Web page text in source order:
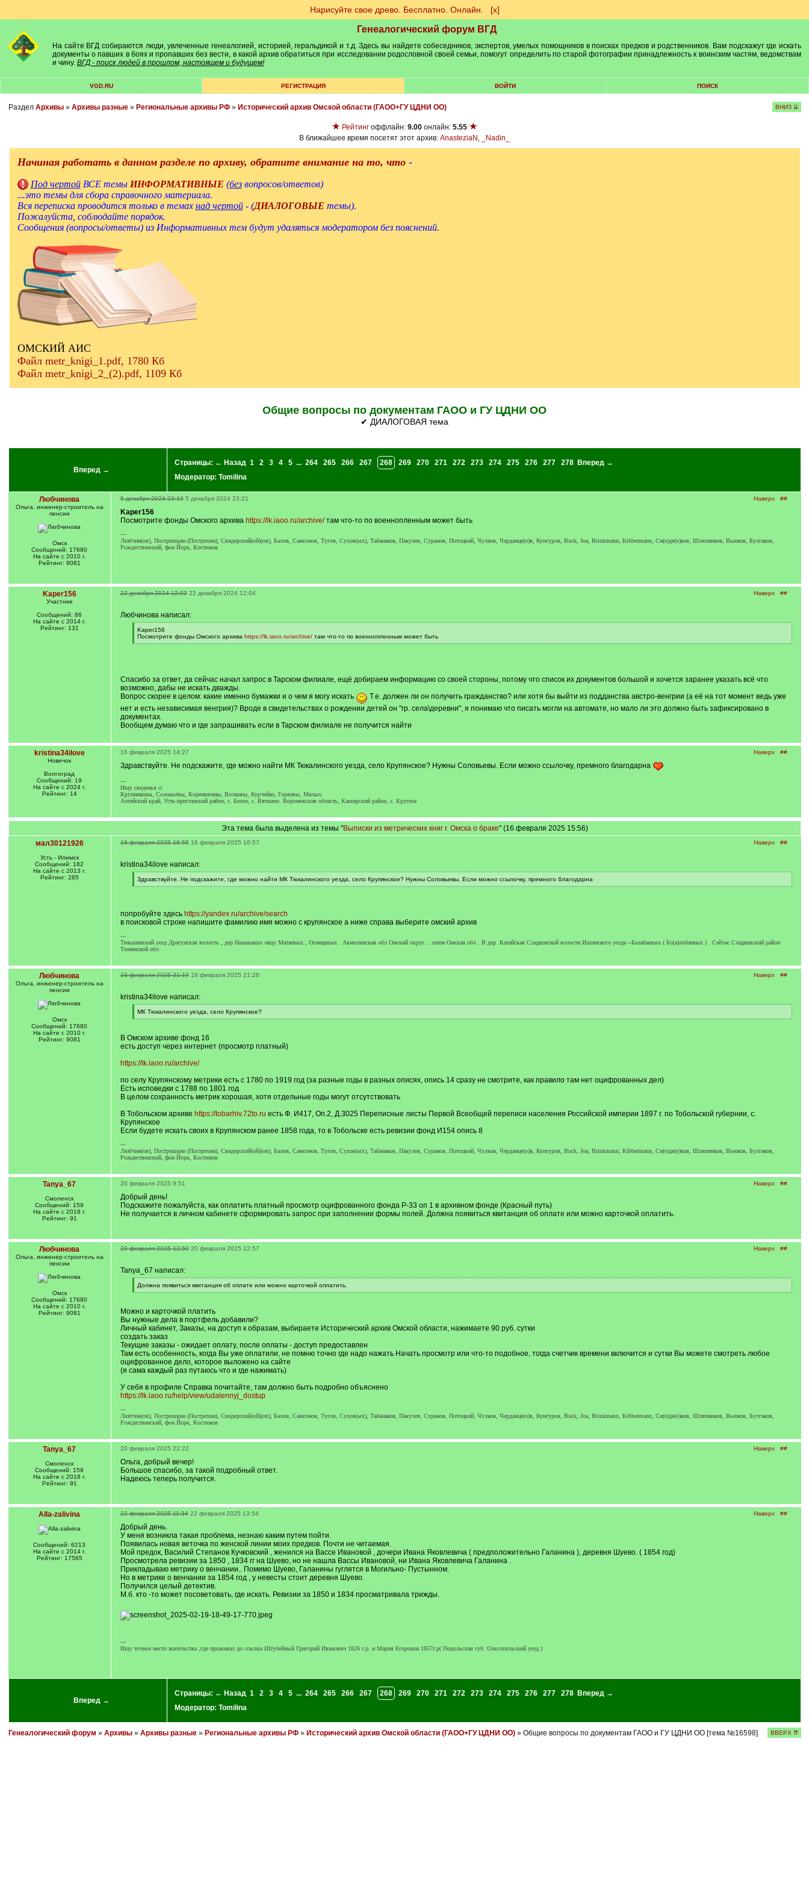
Нарисуйте свое древо. Бесплатно. Онлайн. [х]
Генеалогический форум ВГД
На сайте ВГД собираются люди, увлеченные генеалогией, историей, геральдикой и т.д. Здесь вы найдете собеседников, экспертов, умелых помощников в поисках предков и родственников. Вам подскажут где искать
документы о павших в боях и пропавших без вести, в какой архив обратиться при исследовании родословной своей семьи, помогут определить по старой фотографии принадлежность к воинским частям, ведомствам
и чину. ВГД - поиск людей в прошлом, настоящем и будущем!
VGD.RU РЕГИСТРАЦИЯ ВОЙТИ ПОИСК
Раздел Архивы» Архивы разные» Региональные архивы РФ» Исторический архив Омской области (ГАОО+ГУ ЦДНИ ОО) ВНИЗ ⇊
★ Рейтинг оффлайн: 9.00 онлайн: 5.55 ★
В ближайшее время посетят этот архив: AnasteziaN , _Nadin_
Начиная работать в данном разделе по архиву, обратите внимание на то, что -
Под чертойВСЕ темы ИНФОРМАТИВНЫЕ (безвопросов/ответов)
...это темы для сбора справочного материала.
Вся переписка проводится только в темах над чертой- (ДИАЛОГОВЫЕ темы).
Пожалуйста, соблюдайте порядок.
Сообщения (вопросы/ответы) из Информативных тем будут удаляться модератором без пояснений.
ОМСКИЙ АИС
Файл metr_knigi_1.pdf, 1780 Кб
Файл metr_knigi_2_(2).pdf, 1109 Кб
Общие вопросы по документам ГАОО и ГУ ЦДНИ ОО
✔ ДИАЛОГОВАЯ тема
Вперед →
Страницы: ← Назад 1 2 3 4 5 ... 264 265 266 267 268 269 270 271 272 273 274 275 276 277 278
Вперед →
Модератор: Tomilina
Любчинова
Ольга, инженер-строитель на
пенсии
Омск
Сообщений: 17680
На сайте с 2010 г.
Рейтинг: 9081
Наверх ##
5 декабря 2024 23:19 5 декабря 2024 23:21
Kaper156
Посмотрите фонды Омского архива https://lk.iaoo.ru/archive/там что-то по военнопленным может быть
---
Любчин(ов), Пострешкин (Пострехин), Свидерский(ой)(ов), Балов, Самсонов, Тугов, Сухов(ых), Табанаков, Пакулев, Суранов, Потоцкий, Чулков, Черданце(о)в, Кунгуров, Buck, Joa, Brinkmann, Kibbermann, Си(е)дя(е)ков, Шляпников, Вьюков, Булгаков,
Рождественский, фон Йорк, Костюков
Kaper156
Участник
Сообщений: 86
На сайте с 2014 г.
Рейтинг: 131
Наверх ##
22 декабря 2024 12:03 22 декабря 2024 12:04
Любчинова написал:
[
q
]
Kaper156
Посмотрите фонды Омского архива https://lk.iaoo.ru/archive/там что-то по военнопленным может быть
[
Спасибо за ответ, да сейчас начал запрос в Тарском филиале, ещё добираем информацию со своей стороны, потому что список их документов большой и хочется заранее указать всё что
возможно, дабы не искать дважды.
Вопрос скорее в целом: какие именно бумажки и о чем я могу искать
Т.е. должен ли он получить гражданство? или хотя бы выйти из подданства австро-венгрии (а её на тот момент ведь уже
нет и есть независимая венгрия)? Вроде в свидетельствах о рождении детей он "гр. села\деревни", я понимаю что писать могли на автомате, но мало ли это должно быть зафиксировано в
документах.
Вообщем думаю что и где запрашивать если в Тарском филиале не получится найти
kristina34ilove
Новичок
Волгоград
Сообщений: 19
На сайте с 2024 г.
Рейтинг: 14
Наверх ##
16 февраля 2025 14:27
Здравствуйте. Не подскажите, где можно найти МК Тюкалинского уезда, село Крупянское? Нужны Соловьевы. Если можно ссылочку, премного благодарна
---
Ищу сведенья о:
Крупниковы, Соловьёвы, Коренюгины, Волковы, Курчейко, Горяевы, Малых.
Алтайский край, Усть-пристанский район, с. Белое, с. Вяткино. Воронежская область, Каширский район, с. Круглое
Эта тема была выделена из темы "Выписки из метрических книг г. Омска о браке" (16 февраля 2025 15:56)
мал30121926
Усть - Илимск
Сообщений: 182
На сайте с 2013 г.
Рейтинг: 285
Наверх ##
16 февраля 2025 16:55 16 февраля 2025 16:57
kristina34ilove написал:
[
q
Здравствуйте. Не подскажите, где можно найти МК Тюкалинского уезда, село Крупянское? Нужны Соловьевы. Если можно ссылочку, премного благодарна
[
попробуйте здесь https://yandex.ru/archive/search
в поисковой строке напишите фамилию имя можно с крупянское а ниже справа выберите омский архив
---
Тюкалинский уезд Драгунская волость , дер Называиха -ищу Матаевых , Осинцевых . Акмолинская обл Омский округ ...затем Омская обл . В дер .Катайская Сладковской волости Ишимского уезда --Балабаевых ( Бо(а)лобаевых ) . Сейчас Сладковский район
Тюменской обл
Любчинова
Ольга, инженер-строитель на
пенсии
Омск
Сообщений: 17680
На сайте с 2010 г.
Рейтинг: 9081
Наверх ##
16 февраля 2025 21:19 16 февраля 2025 21:28
kristina34ilove написал:
[
q
МК Тюкалинского уезда, село Крупянское?
[
]
В Омском архиве фонд 16
есть доступ через интернет (просмотр платный)
https://lk.iaoo.ru/archive/
по селу Крупянскому метрики есть с 1780 по 1919 год (за разные годы в разных описях, опись 14 сразу не смотрите, как правило там нет оцифрованных дел)
Есть исповедки с 1788 по 1801 год
В целом сохранность метрик хорошая, хотя отдельные годы могут отсутствовать
В Тобольском архиве https://tobarhiv.72to.ru есть Ф. И417, Оп.2, Д.3025 Переписные листы Первой Всеобщей переписи населения Российской империи 1897 г. по Тобольской губернии, с.
Крупянское
Если будете искать своих в Крупянском ранее 1858 года, то в Тобольске есть ревизии фонд И154 опись 8
---
Любчин(ов), Пострешкин (Пострехин), Свидерский(ой)(ов), Балов, Самсонов, Тугов, Сухов(ых), Табанаков, Пакулев, Суранов, Потоцкий, Чулков, Черданце(о)в, Кунгуров, Buck, Joa, Brinkmann, Kibbermann, Си(е)дя(е)ков, Шляпников, Вьюков, Булгаков,
Рождественский, фон Йорк, Костюков
Tanya_67
Смоленск
Сообщений: 159
На сайте с 2018 г.
Рейтинг: 91
Наверх ##
20 февраля 2025 9:51
Добрый день!
Подскажите пожалуйста, как оплатить платный просмотр оцифрованного фонда Р-33 оп 1 в архивном фонде (Красный путь)
Не получается в личном кабинете сформировать запрос при заполнении формы полей. Должна появиться квитанция об оплате или можно карточкой оплатить.
Любчинова
Ольга, инженер-строитель на
пенсии
Омск
Сообщений: 17680
На сайте с 2010 г.
Рейтинг: 9081
Наверх ##
20 февраля 2025 12:50 20 февраля 2025 12:57
Tanya_67 написал:
[
q
Должна появиться квитанция об оплате или можно карточкой оплатить.
[
]
Можно и карточкой платить
Вы нужные дела в портфель добавили?
Личный кабинет, Заказы, на доступ к образам, выбираете Исторический архив Омской области, нажимаете 90 руб. сутки
создать заказ
Текущие заказы - ожидает оплату, после оплаты - доступ предоставлен
Там есть особенность, когда Вы уже оплатили, не помню точно где надо нажать Начать просмотр или что-то подобное, тогда счетчик времени включится и сутки Вы можете смотреть любое
оцифрованное дело, которое выложено на сайте
(я сама каждый раз путаюсь что и где нажимать)
У себя в профиле Справка почитайте, там должно быть подробно объяснено
https://lk.iaoo.ru/help/view/udalennyj_dostup
---
Любчин(ов), Пострешкин (Пострехин), Свидерский(ой)(ов), Балов, Самсонов, Тугов, Сухов(ых), Табанаков, Пакулев, Суранов, Потоцкий, Чулков, Черданце(о)в, Кунгуров, Buck, Joa, Brinkmann, Kibbermann, Си(е)дя(е)ков, Шляпников, Вьюков, Булгаков,
Рождественский, фон Йорк, Костюков
Tanya_67
Смоленск
Сообщений: 159
На сайте с 2018 г.
Рейтинг: 91
Наверх ##
20 февраля 2025 22:22
Ольга, добрый вечер!
Большое спасибо, за такой подробный ответ.
Надеюсь теперь получится.
Alla-zalivina
Сообщений: 6213
На сайте с 2014 г.
Рейтинг: 17565
Наверх ##
22 февраля 2025 11:34 22 февраля 2025 13:54
Добрый день.
У меня возникла такая проблема, незнаю каким путем пойти.
Появилась новая веточка по женской линии моих предков. Почти не читаемая.
Мой предок, Василий Степанов Кучковский , женился на Вассе Ивановой , дочери Ивана Яковлевича ( предположительно Галанина ), деревня Шуево. ( 1854 год)
Просмотрела ревизии за 1850 , 1834 гг на Шуево, но не нашла Вассы Ивановой, ни Ивана Яковлевича Галанина .
Прикладываю метрику о венчании.. Помимо Шуево, Галанины гуглятся в Могильно- Пустынном.
Но в метрике о венчании за 1854 год , у невесты стоит деревня Шуево.
Получился целый детектив.
М.б. кто -то может посоветовать, где искать. Ревизии за 1850 и 1834 просматривала трижды.
---
Ищу точное место жительства ,где проживал до ссылки Штубейный Григорий Иванович 1826 г.р. и Мария Егоровна 1857г.р( Подольская губ. Ольгопольский уезд.)
Вперед →
Страницы: ← Назад 1 2 3 4 5 ... 264 265 266 267 268 269 270 271 272 273 274 275 276 277 278
Вперед →
Модератор: Tomilina
Генеалогический форум » Архивы» Архивы разные» Региональные архивы РФ» Исторический архив Омской области (ГАОО+ГУ ЦДНИ ОО)» Общие вопросы по документам ГАОО и ГУ ЦДНИ ОО [тема №16598] ВВЕРХ ⇈